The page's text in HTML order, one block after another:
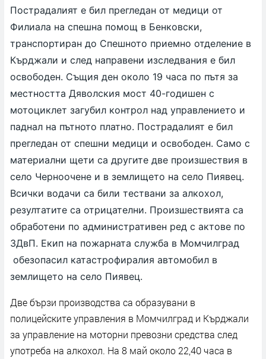
Пострадалият е бил прегледан от медици от
Филиала на спешна помощ в Бенковски,
транспортиран до Спешното приемно отделение в
Кърджали и след направени изследвания е бил
освободен. Същия ден около 19 часа по пътя за
местността Дяволския мост 40-годишен с
мотоциклет загубил контрол над управлението и
паднал на пътното платно. Пострадалият е бил
прегледан от спешни медици и освободен. Само с
материални щети са другите две произшествия в
село Черноочене и в землището на село Пиявец.
Всички водачи са били тествани за алкохол,
резултатите са отрицателни. Произшествията са
обработени по административен ред с актове по
ЗДвП. Екип на пожарната служба в Момчилград
обезопасил катастрофиралия автомобил в
землището на село Пиявец.
Две бързи производства са образувани в
полицейските управления в Момчилград и Кърджали
за управление на моторни превозни средства след
употреба на алкохол. На 8 май около 22,40 часа в